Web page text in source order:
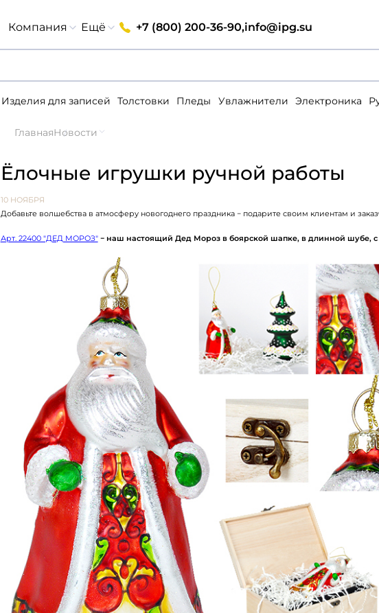
Компания Ещё +7 (800) 200-36-90,info@ipg.su
Изделия для записей Толстовки Пледы Увлажнители Электроника
ГлавнаяНовости
Ёлочные игрушки ручной работы
10 НОЯБРЯ
Добавьте волшебства в атмосферу новогоднего праздника − подарите своим клиентам и
Арт. 22400 "ДЕД МОРОЗ"− наш настоящий Дед Мороз в боярской шапке, в длинной шубе, с